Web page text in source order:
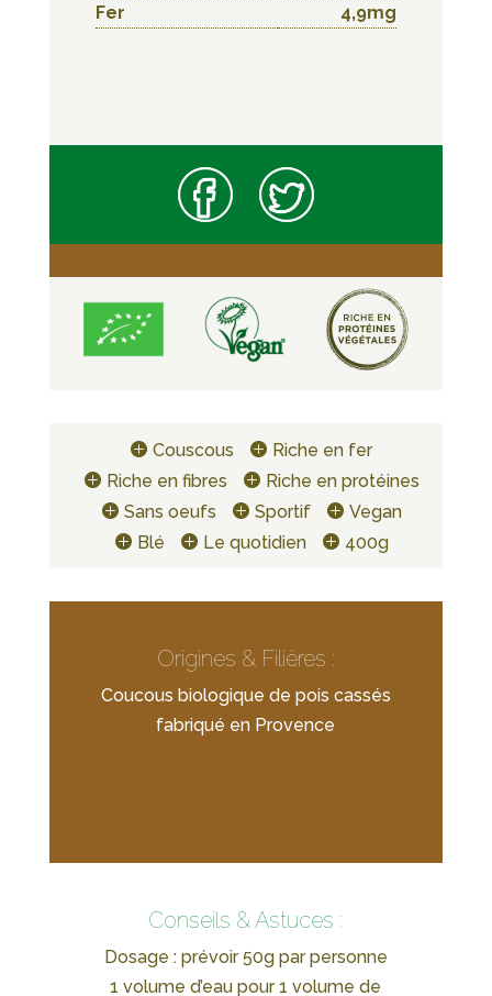
Fer
4,9mg
Couscous
Riche en fer
Riche en fibres
Riche en protéines
Sans oeufs
Sportif
Vegan
Blé
Le quotidien 400g
Origines & Filières :
Coucous biologique de pois cassés
fabriqué en Provence
Conseils & Astuces :
Dosage : prévoir 50g par personne
1 volume d’eau pour 1 volume de